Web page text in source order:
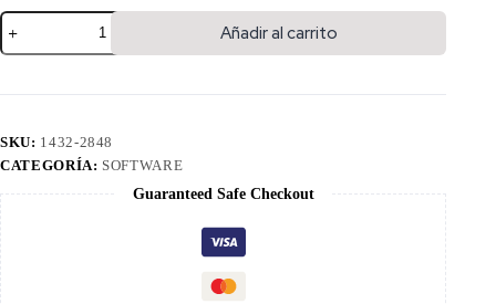
Añadir al carrito
SKU: 1432-2848
CATEGORÍA: SOFTWARE
Guaranteed Safe Checkout